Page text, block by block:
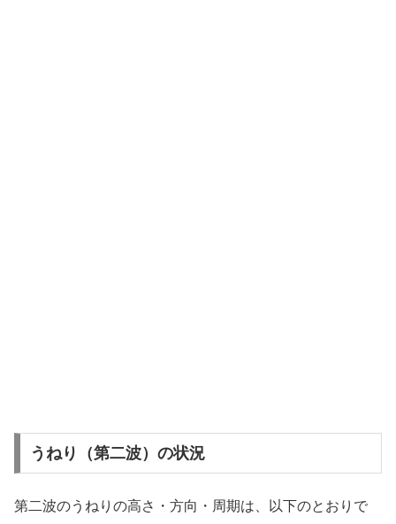
うねり（第二波）の状況
第二波のうねりの高さ・方向・周期は、以下のとおりで